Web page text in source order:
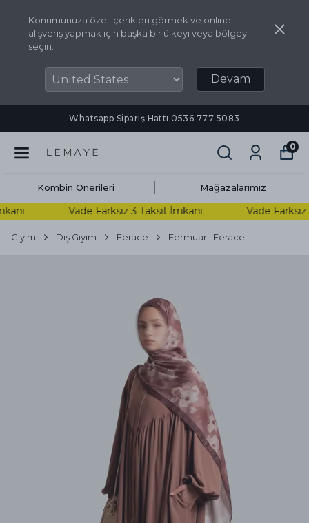
Konumunuza özel içerikleri görmek ve online
alışveriş yapmak için başka bir ülkeyi veya bölgeyi
seçin.
Devam
Whatsapp Sipariş Hattı ‪0536 777 5083‬
0
Kombin Önerileri Mağazalarımız
Vade Farksız 3 Taksit İmkanı Vade Farksız
Giyim Dış Giyim Ferace Fermuarlı Ferace